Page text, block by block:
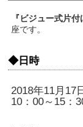
『ビジュー式片
座です。
◆日時
2018年11月17
10：00～15：